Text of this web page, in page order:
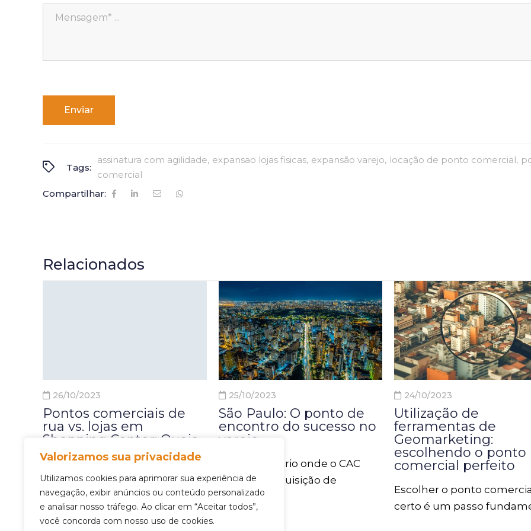
Valorizamos sua privacidade
Utilizamos cookies para aprimorar sua experiência de
navegação, exibir anúncios ou conteúdo personalizado
e analisar nosso tráfego. Ao clicar em “Aceitar todos”,
você concorda com nosso uso de cookies.
Tags:
assinatura com agilidade expansao lojas fisicas expansão varejo locação de ponto comercial
comercial
Compartilhar:
Relacionados
26/10/2023
Pontos comerciais de
rua vs. lojas em
Shopping Center: Quais
são as diferenças?
Ao decidir abrir um negócio,
uma das escolhas
fundamentais que os
empreendedores enfrentam é
25/10/2023
São Paulo: O ponto de
encontro do sucesso no
varejo
Em um cenário onde o CAC
(Custo de Aquisição de
Clientes) está cada vez mais
alto nas estratégias de
24/10/2023
Utilização de
ferramentas de
Geomarketing:
escolhendo o ponto
comercial perfeito
Escolher o ponto
certo é um passo